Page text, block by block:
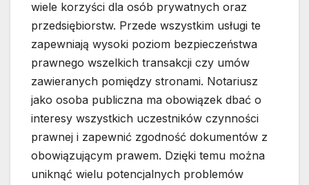
wiele korzyści dla osób prywatnych oraz
przedsiębiorstw. Przede wszystkim usługi te
zapewniają wysoki poziom bezpieczeństwa
prawnego wszelkich transakcji czy umów
zawieranych pomiędzy stronami. Notariusz
jako osoba publiczna ma obowiązek dbać o
interesy wszystkich uczestników czynności
prawnej i zapewnić zgodność dokumentów z
obowiązującym prawem. Dzięki temu można
uniknąć wielu potencjalnych problemów